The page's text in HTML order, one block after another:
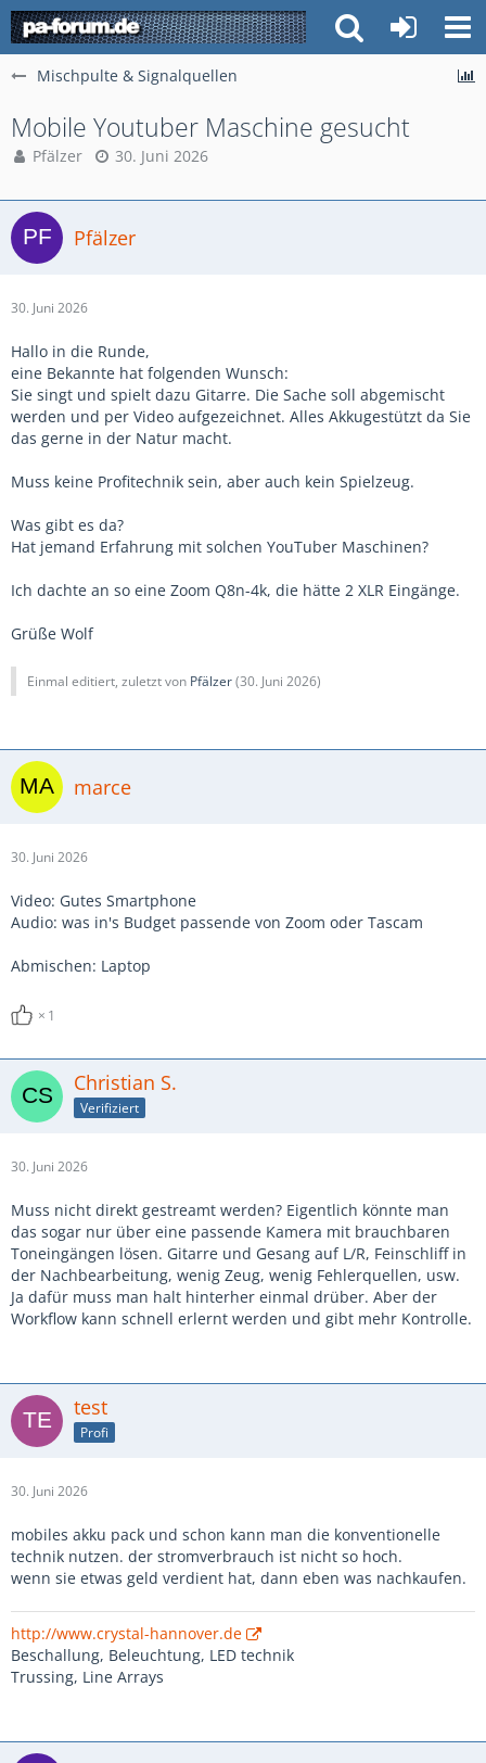
Mischpulte & Signalquellen
Mobile Youtuber Maschine gesucht
Pfälzer 30. Juni 2026
Pfälzer
30. Juni 2026
Hallo in die Runde,
eine Bekannte hat folgenden Wunsch:
Sie singt und spielt dazu Gitarre. Die Sache soll abgemischt
werden und per Video aufgezeichnet. Alles Akkugestützt da Sie
das gerne in der Natur macht.
Muss keine Profitechnik sein, aber auch kein Spielzeug.
Was gibt es da?
Hat jemand Erfahrung mit solchen YouTuber Maschinen?
Ich dachte an so eine Zoom Q8n-4k, die hätte 2 XLR Eingänge.
Grüße Wolf
Einmal editiert, zuletzt von Pfälzer(30. Juni 2026)
marce
30. Juni 2026
Video: Gutes Smartphone
Audio: was in's Budget passende von Zoom oder Tascam
Abmischen: Laptop
1
Christian S.
Verifiziert
30. Juni 2026
Muss nicht direkt gestreamt werden? Eigentlich könnte man
das sogar nur über eine passende Kamera mit brauchbaren
Toneingängen lösen. Gitarre und Gesang auf L/R, Feinschliff in
der Nachbearbeitung, wenig Zeug, wenig Fehlerquellen, usw.
Ja dafür muss man halt hinterher einmal drüber. Aber der
Workflow kann schnell erlernt werden und gibt mehr Kontrolle.
test
Profi
30. Juni 2026
mobiles akku pack und schon kann man die konventionelle
technik nutzen. der stromverbrauch ist nicht so hoch.
wenn sie etwas geld verdient hat, dann eben was nachkaufen.
http://www.crystal-hannover.de
Beschallung, Beleuchtung, LED technik
Trussing, Line Arrays